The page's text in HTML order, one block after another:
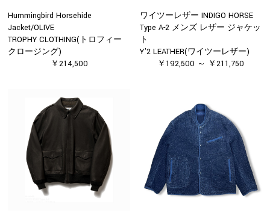
Hummingbird Horsehide
Jacket/OLIVE
TROPHY CLOTHING(トロフィー
クロージング)
￥214,500
ワイツーレザー INDIGO HORSE
Type A-2 メンズ レザー ジャケッ
ト
Y'2 LEATHER(ワイツーレザー)
￥192,500 ～ ￥211,750